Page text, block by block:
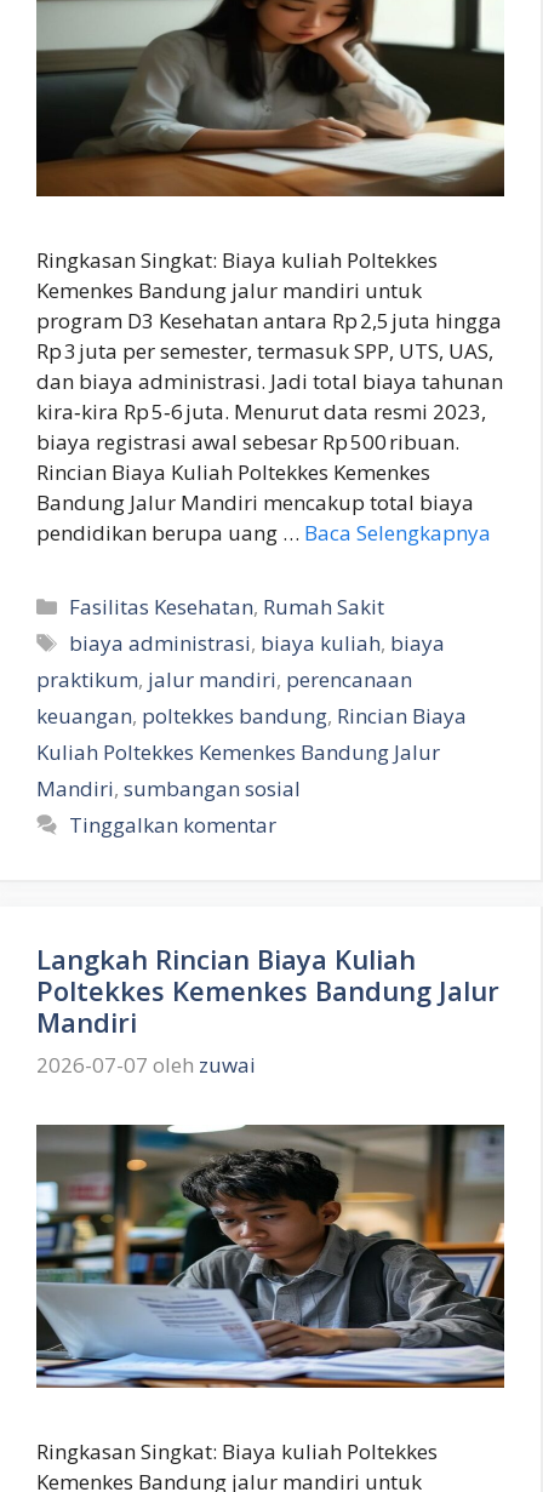
Ringkasan Singkat: Biaya kuliah Poltekkes
Kemenkes Bandung jalur mandiri untuk
program D3 Kesehatan antara Rp 2,5 juta hingga
Rp 3 juta per semester, termasuk SPP, UTS, UAS,
dan biaya administrasi. Jadi total biaya tahunan
kira‑kira Rp 5‑6 juta. Menurut data resmi 2023,
biaya registrasi awal sebesar Rp 500 ribuan.
Rincian Biaya Kuliah Poltekkes Kemenkes
Bandung Jalur Mandiri mencakup total biaya
pendidikan berupa uang … Baca Selengkapnya
Kategori
Fasilitas Kesehatan, Rumah Sakit
Tag
biaya administrasi, biaya kuliah, biaya
praktikum, jalur mandiri, perencanaan
keuangan, poltekkes bandung, Rincian Biaya
Kuliah Poltekkes Kemenkes Bandung Jalur
Mandiri, sumbangan sosial
Tinggalkan komentar
Langkah Rincian Biaya Kuliah
Poltekkes Kemenkes Bandung Jalur
Mandiri
2026-07-07 oleh zuwai
Ringkasan Singkat: Biaya kuliah Poltekkes
Kemenkes Bandung jalur mandiri untuk